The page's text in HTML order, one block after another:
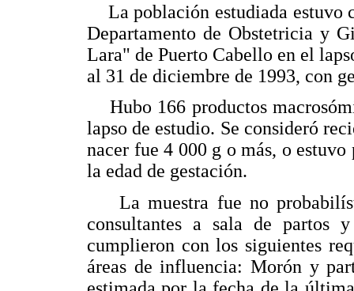
La población estudiada estuvo
Departamento de Obstetricia y
Lara" de Puerto Cabello en el
al 31 de diciembre de 1993, con
Hubo 166 productos
lapso de estudio. Se consideró
nacer fue 4 000 g o más, o
la edad de gestación.
La muestra fue no
consultantes a sala de partos
cumplieron con los siguientes
áreas de influencia: Morón y